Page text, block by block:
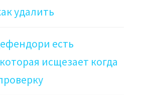
удалить
есть
исщезает когда